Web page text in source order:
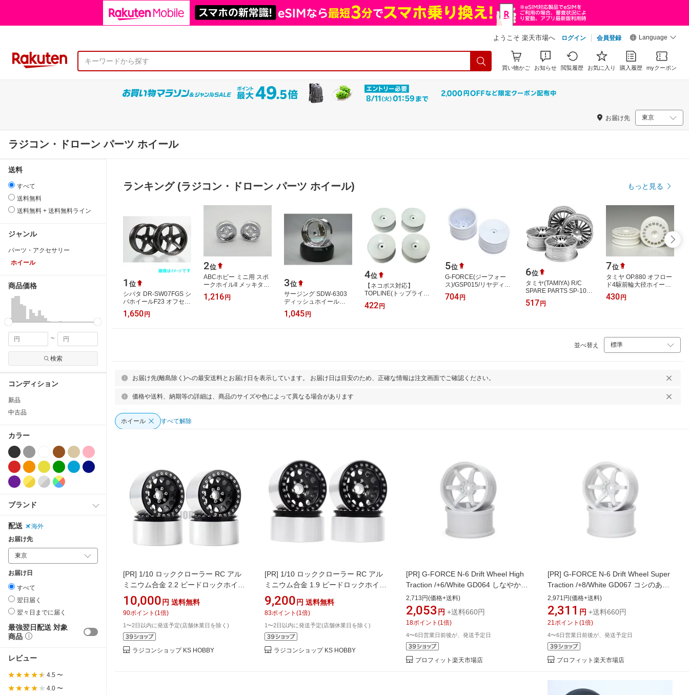
ようこそ 楽天市場へ ログイン 会員登録 Language
買い物かご お知らせ 閲覧履歴 お気に入り 購入履歴 myクーポン
お届け先
ラジコン・ドローン パーツ ホイール
送料
すべて
送料無料
送料無料 + 送料無料ライン
ジャンル
パーツ・アクセサリー
ホイール
商品価格
~
検索
コンディション
新品
中古品
カラー
ブランド
配送
海外
お届け先
お届け日
すべて
翌日届く
翌々日までに届く
最強翌日配送 対象
商品
レビュー
4.5 〜
4.0 〜
ランキング (ラジコン・ドローン パーツ ホイール) もっと見る
1 位
シバタ DR-SW07FGS シ
バホイールF23 オフセッ
ト+7 ガンメタ ST
1,650 円
2位
ABCホビー ミニ用 スポ
ークホイルII メッキタイ
プ【24197】 ラジコン
用
1,216円
3位
サージング SDW-6303
ディッシュホイール
TYPE II (2個入) クローム
シルバー +3
1,045 円
4位
【ネコポス対応】
TOPLINE(トップライ
ン)/ET-025_ET-026/ミデ
ィアムナローサイズ デ
422 円
5位
G-FORCE(ジーフォー
ス)/GSP015/リヤディッ
シュホイール 2.2インチ
(ホワイト)2個入
704円
6位
タミヤ(TAMIYA) R/C
SPARE PARTS SP-1046
ミディアムナロー18本
スポークホイール (0)
517円
7位
タミヤ OP.880 オフロー
ド4駆前輪大径ホイール
(62/25)【53880】
430円
並べ替え
お届け先(離島除く)への最安送料とお届け日を表示しています。 お届け日は目安のため、正確な情報は注文画面でご確認ください。
価格や送料、納期等の詳細は、商品のサイズや色によって異なる場合があります
ホイール すべて解除
[PR] 1/10 ロッククローラー RC アル
ミニウム合金 2.2 ビードロックホイー
ル
10,000 円 送料無料
90ポイント (1倍)
1〜2日以内に発送予定(店舗休業日を除く)
ラジコンショップ KS HOBBY
[PR] 1/10 ロッククローラー RC アル
ミニウム合金 1.9 ビードロックホイー
ル
9,200 円 送料無料
83ポイント (1倍)
1〜2日以内に発送予定(店舗休業日を除く)
ラジコンショップ KS HOBBY
[PR] G-FORCE N-6 Drift Wheel High
Traction /+6/White GD064 しなやかに
力強く路面を掴むHigh Tractionホイー
ル
2,713円(価格+送料)
2,053 円 +送料660円
18ポイント (1倍)
4〜6日営業日前後が、発送予定日
プロフィット楽天市場店
[PR] G-FORCE N-6 Drift Wheel Super
Traction /+8/White GD067 コシのある
しなりが生み出す蹴り出し感
2,971円(価格+送料)
2,311 円 +送料660円
21ポイント (1倍)
4〜6日営業日前後が、発送予定日
プロフィット楽天市場店